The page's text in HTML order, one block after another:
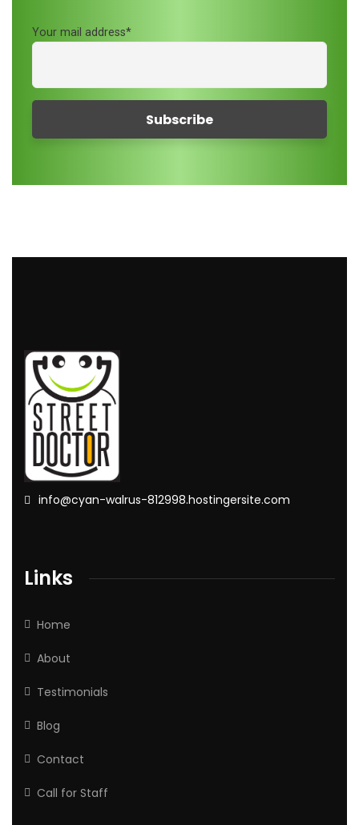
Your mail address*
info@cyan-walrus-812998.hostingersite.com
Links
Home
About
Testimonials
Blog
Contact
Call for Staff